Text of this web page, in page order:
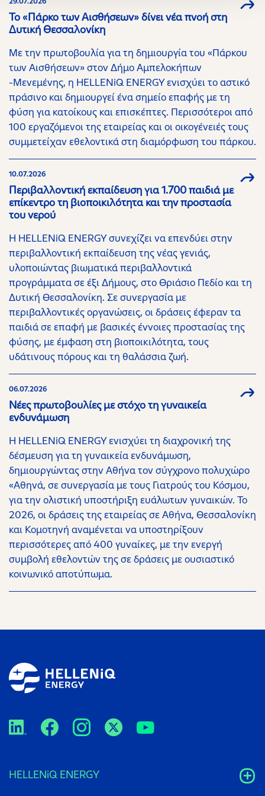
Το «Πάρκο των Αισθήσεων» δίνει νέα πνοή στη
Δυτική Θεσσαλονίκη
Με την πρωτοβουλία για τη δημιουργία του «Πάρκου
των Αισθήσεων» στον Δήμο Αμπελοκήπων
-Μενεμένης, η HELLENiQ ENERGY ενισχύει το αστικό
πράσινο και δημιουργεί ένα σημείο επαφής με τη
φύση για κατοίκους και επισκέπτες. Περισσότεροι από
100 εργαζόμενοι της εταιρείας και οι οικογένειές τους
συμμετείχαν εθελοντικά στη διαμόρφωση του πάρκου.
10.07.2026
Περιβαλλοντική εκπαίδευση για 1.700 παιδιά με
επίκεντρο τη βιοποικιλότητα και την προστασία
του νερού
Η HELLENiQ ENERGY συνεχίζει να επενδύει στην
περιβαλλοντική εκπαίδευση της νέας γενιάς,
υλοποιώντας βιωματικά περιβαλλοντικά
προγράμματα σε έξι Δήμους, στο Θριάσιο Πεδίο και τη
Δυτική Θεσσαλονίκη. Σε συνεργασία με
περιβαλλοντικές οργανώσεις, οι δράσεις έφεραν τα
παιδιά σε επαφή με βασικές έννοιες προστασίας της
φύσης, με έμφαση στη βιοποικιλότητα, τους
υδάτινους πόρους και τη θαλάσσια ζωή.
06.07.2026
Νέες πρωτοβουλίες με στόχο τη γυναικεία
ενδυνάμωση
H HELLENiQ ENERGY ενισχύει τη διαχρονική της
δέσμευση για τη γυναικεία ενδυνάμωση,
δημιουργώντας στην Αθήνα τον σύγχρονο πολυχώρο
«Αθηνά, σε συνεργασία με τους Γιατρούς του Κόσμου,
για την ολιστική υποστήριξη ευάλωτων γυναικών. Το
2026, οι δράσεις της εταιρείας σε Αθήνα, Θεσσαλονίκη
και Κομοτηνή αναμένεται να υποστηρίξουν
περισσότερες από 400 γυναίκες, με την ενεργή
συμβολή εθελοντών της σε δράσεις με ουσιαστικό
κοινωνικό αποτύπωμα.
HELLENiQ ENERGY